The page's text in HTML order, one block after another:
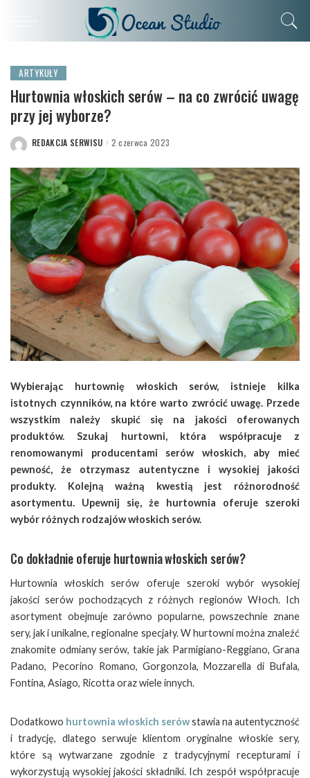
ARTYKUŁY
Hurtownia włoskich serów – na co zwrócić uwagę
przy jej wyborze?
POSTED
REDAKCJA SERWISU 2 czerwca 2023
Wybierając hurtownię włoskich serów, istnieje kilka
istotnych czynników, na które warto zwrócić uwagę. Przede
wszystkim należy skupić się na jakości oferowanych
produktów. Szukaj hurtowni, która współpracuje z
renomowanymi producentami serów włoskich, aby mieć
pewność, że otrzymasz autentyczne i wysokiej jakości
produkty. Kolejną ważną kwestią jest różnorodność
asortymentu. Upewnij się, że hurtownia oferuje szeroki
wybór różnych rodzajów włoskich serów.
Co dokładnie oferuje hurtownia włoskich serów?
Hurtownia włoskich serów oferuje szeroki wybór wysokiej
jakości serów pochodzących z różnych regionów Włoch. Ich
asortyment obejmuje zarówno popularne, powszechnie znane
sery, jak i unikalne, regionalne specjały. W hurtowni można znaleźć
znakomite odmiany serów, takie jak Parmigiano-Reggiano, Grana
Padano, Pecorino Romano, Gorgonzola, Mozzarella di Bufala,
Fontina, Asiago, Ricotta oraz wiele innych.
Dodatkowo hurtownia włoskich serówstawia na autentyczność
i tradycję, dlatego serwuje klientom oryginalne włoskie sery,
które są wytwarzane zgodnie z tradycyjnymi recepturami i
wykorzystują wysokiej jakości składniki. Ich zespół współpracuje